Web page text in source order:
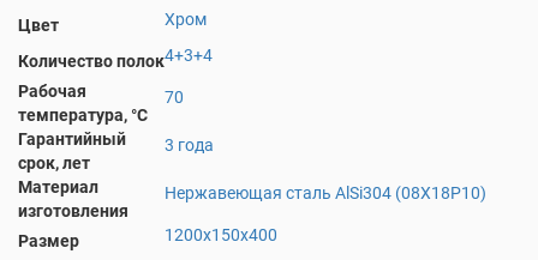
Цвет Хром
Количество полок4+3+4
Рабочая
температура, °С
70
Гарантийный
срок, лет
3 года
Материал
изготовления
Нержавеющая сталь AlSi304 (08Х18Р10)
Размер 1200х150х400